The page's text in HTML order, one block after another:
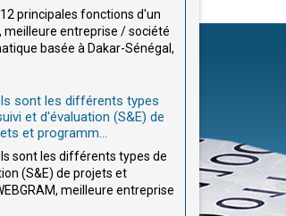
principales fonctions d'un
meilleure entreprise / société
basée à Dakar-Sénégal,
sont les différents types
et d'évaluation (S&E) de
et programm...
sont les différents types de
(S&E) de projets et
meilleure entreprise